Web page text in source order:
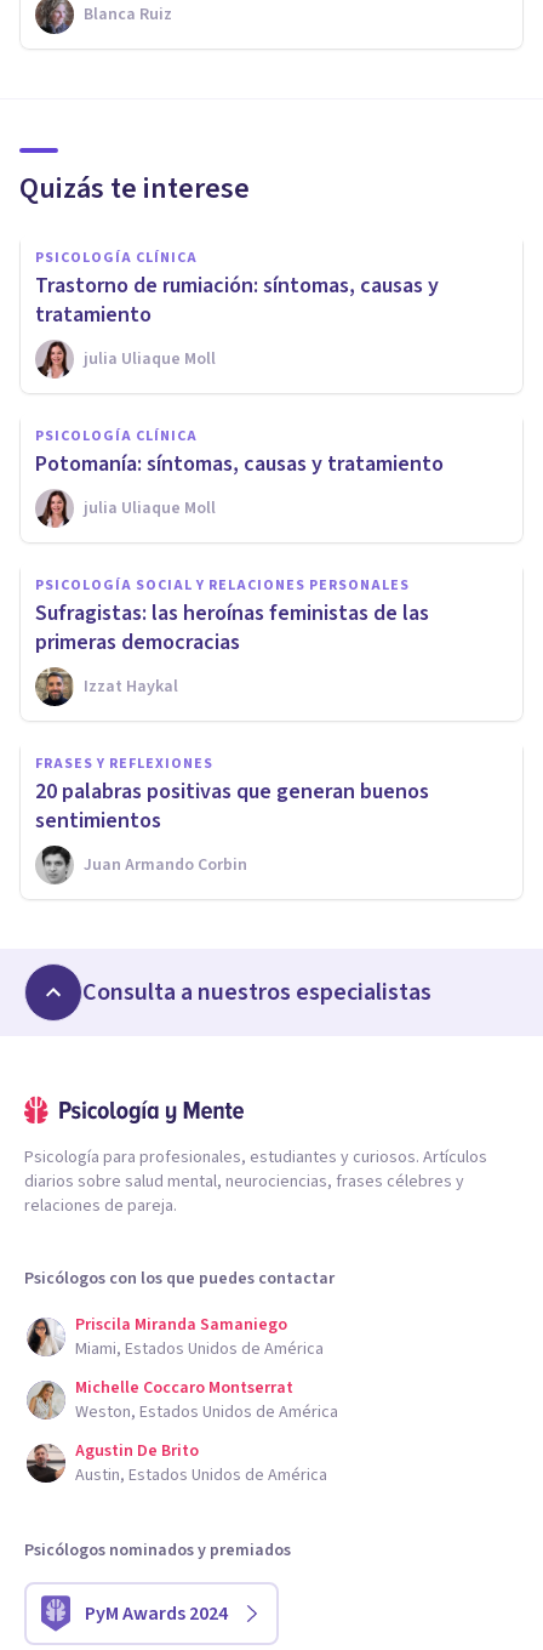
Blanca Ruiz
Quizás te interese
PSICOLOGÍA CLÍNICA
Trastorno de rumiación: síntomas, causas y
tratamiento
​julia Uliaque Moll
PSICOLOGÍA CLÍNICA
Potomanía: síntomas, causas y tratamiento
​julia Uliaque Moll
PSICOLOGÍA SOCIAL Y RELACIONES PERSONALES
Sufragistas: las heroínas feministas de las
primeras democracias
Izzat Haykal
FRASES Y REFLEXIONES
20 palabras positivas que generan buenos
sentimientos
Juan Armando Corbin
Consulta a nuestros especialistas
Psicología para profesionales, estudiantes y curiosos. Artículos
diarios sobre salud mental, neurociencias, frases célebres y
relaciones de pareja.
Psicólogos con los que puedes contactar
Priscila Miranda Samaniego
Miami, Estados Unidos de América
Michelle Coccaro Montserrat
Weston, Estados Unidos de América
Agustin De Brito
Austin, Estados Unidos de América
Psicólogos nominados y premiados
PyM Awards 2024